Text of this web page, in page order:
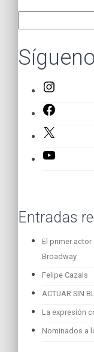
Buscar:
Entradas
El primer
Broadway
Felipe Cazals
ACTUAR SIN
La expresión
Nominados a